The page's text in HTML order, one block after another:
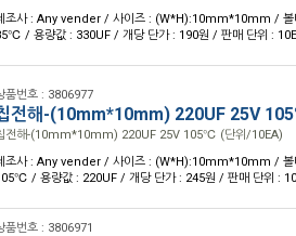
조사 : Any vender / 사이즈 : (W*H):10mm*10mm / 볼
/ 용량값 : 330UF / 개당 단가 : 190원 / 판매 단위 :
품번호 : 3806977
전해-(10mm*10mm) 220UF 25V
전해-(10mm*10mm) 220UF 25V 105℃ (단위/10EA)
조사 : Any vender / 사이즈 : (W*H):10mm*10mm / 볼
/ 용량값 : 220UF / 개당 단가 : 245원 / 판매 단위 :
품번호 : 3806971